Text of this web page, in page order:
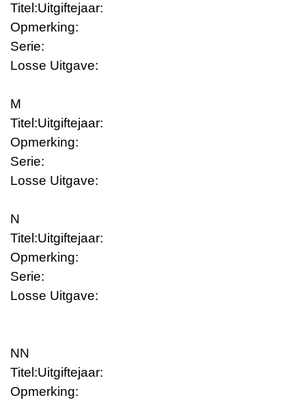
Titel:Uitgiftejaar:
Opmerking:
Serie:
Losse Uitgave:
M
Titel:Uitgiftejaar:
Opmerking:
Serie:
Losse Uitgave:
N
Titel:Uitgiftejaar:
Opmerking:
Serie:
Losse Uitgave:
NN
Titel:Uitgiftejaar:
Opmerking: